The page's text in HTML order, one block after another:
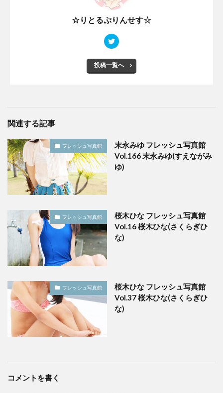
☆りとるぷりんせす☆
投稿一覧へ
関連する記事
フレッシュ写真館
末永みゆ フレッシュ写真館
Vol.166 末永みゆ(すえながみ
ゆ)
フレッシュ写真館
桜木ひな フレッシュ写真館
Vol.16 桜木ひな(さくらぎひ
な)
フレッシュ写真館
桜木ひな フレッシュ写真館
Vol.37 桜木ひな(さくらぎひ
な)
コメントを書く